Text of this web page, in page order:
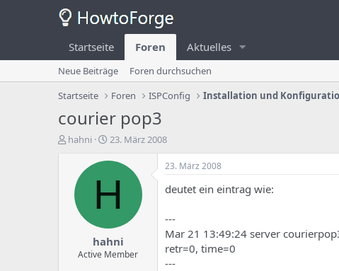
Startseite Foren Aktuelles
Neue Beiträge
Foren durchsuchen
Startseite
Foren ISPConfig Installation und
courier pop3
E
hahni
E
s
e
u
n
g
23. März 2008
H
hahni
Active Member
23. März 2008
deutet ein eintrag wie:
---
Mar 21 13:49:24 server
retr=0, time=0
---